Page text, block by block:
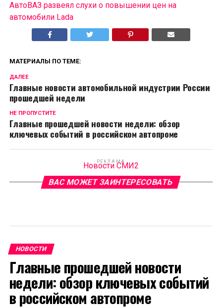
АвтоВАЗ развеял слухи о повышении цен на
автомобили Lada
МАТЕРИАЛЫ ПО ТЕМЕ:
ДАЛЕЕ
Главные новости автомобильной индустрии России
прошедшей недели
НЕ ПРОПУСТИТЕ
Главные прошедшей новости недели: обзор
ключевых событий в российском автопроме
РЕКЛАМА
Новости СМИ2
ВАС МОЖЕТ ЗАИНТЕРЕСОВАТЬ
НОВОСТИ
Главные прошедшей новости
недели: обзор ключевых событий
в российском автопроме